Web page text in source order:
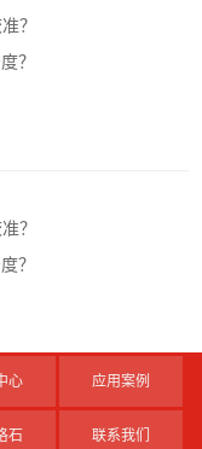
？
？
？
？
心 应用案例
石 联系我们